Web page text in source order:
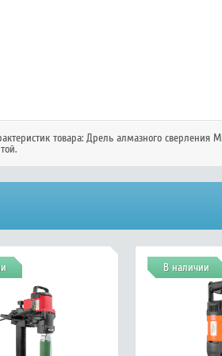
товара: Дрель алмазного сверления
В наличии